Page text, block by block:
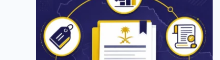
من مصادر حكومية رسمية، بعيداً عن
التخمين والتعميم. 💬 هل شركة ذات
مسؤولية محدودة مناسبة لمشروعك
تحديداً؟قبل أن تبدأ، تعرّف على خدمة […]